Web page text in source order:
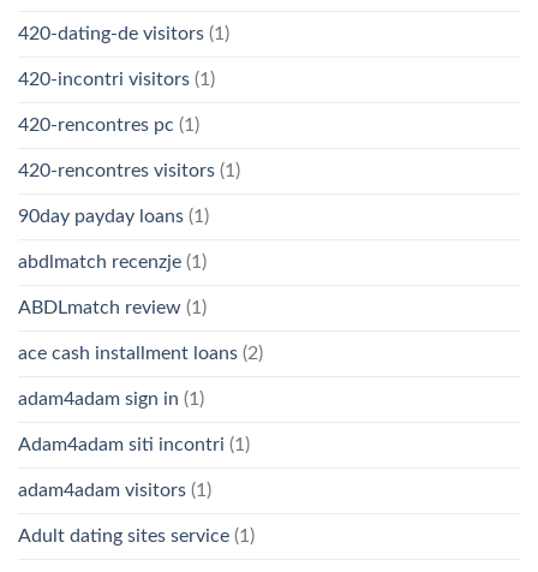
420-dating-de visitors (1)
420-incontri visitors (1)
420-rencontres pc (1)
420-rencontres visitors (1)
90day payday loans (1)
abdlmatch recenzje (1)
ABDLmatch review (1)
ace cash installment loans (2)
adam4adam sign in (1)
Adam4adam siti incontri (1)
adam4adam visitors (1)
Adult dating sites service (1)